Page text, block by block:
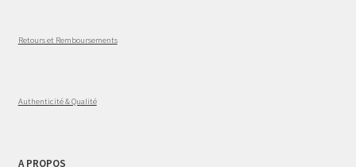
Retours et Remboursements
Authenticité & Qualité
A PROPOS